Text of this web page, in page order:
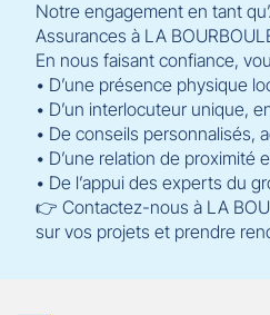
Notre engagement en tant
Assurances à LA
En nous faisant confiance,
• D’une présence physique
• D’un interlocuteur unique,
• De conseils personnalisés,
• D’une relation de proximité
• De l’appui des experts du
👉 Contactez-nous à LA
sur vos projets et prendre